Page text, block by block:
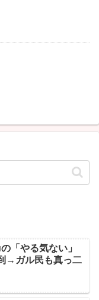
「やる気ない」
→ガル民も真っ二